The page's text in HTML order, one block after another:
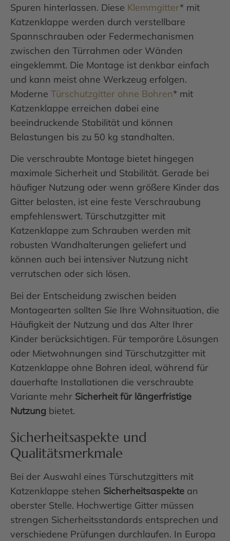
Spuren hinterlassen. Diese Klemmgitter* mit
Katzenklappe werden durch verstellbare
Spannschrauben oder Federmechanismen
zwischen den Türrahmen oder Wänden
eingeklemmt. Die Montage ist denkbar einfach
und kann meist ohne Werkzeug erfolgen.
Moderne Türschutzgitter ohne Bohren* mit
Katzenklappe erreichen dabei eine
beeindruckende Stabilität und können
Belastungen bis zu 50 kg standhalten.
Die verschraubte Montage bietet hingegen
maximale Sicherheit und Stabilität. Gerade bei
häufiger Nutzung oder wenn größere Kinder das
Gitter belasten, ist eine feste Verschraubung
empfehlenswert. Türschutzgitter mit
Katzenklappe zum Schrauben werden mit
robusten Wandhalterungen geliefert und
können auch bei intensiver Nutzung nicht
verrutschen oder sich lösen.
Bei der Entscheidung zwischen beiden
Montagearten sollten Sie Ihre Wohnsituation, die
Häufigkeit der Nutzung und das Alter Ihrer
Kinder berücksichtigen. Für temporäre Lösungen
oder Mietwohnungen sind Türschutzgitter mit
Katzenklappe ohne Bohren ideal, während für
dauerhafte Installationen die verschraubte
Variante mehr Sicherheit für längerfristige
Nutzung bietet.
Sicherheitsaspekte und
Qualitätsmerkmale
Bei der Auswahl eines Türschutzgitters mit
Katzenklappe stehen Sicherheitsaspekte an
oberster Stelle. Hochwertige Gitter müssen
strengen Sicherheitsstandards entsprechen und
verschiedene Prüfungen durchlaufen. In Europa